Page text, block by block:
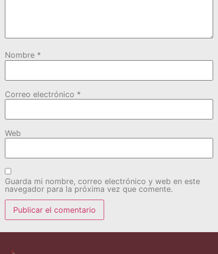
Nombre *
Correo electrónico *
Web
Guarda mi nombre, correo electrónico y web en este
navegador para la próxima vez que comente.